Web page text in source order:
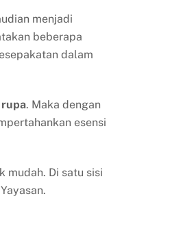
menjadi
beberapa
dalam
. Maka dengan
esensi
mudah. Di satu sisi